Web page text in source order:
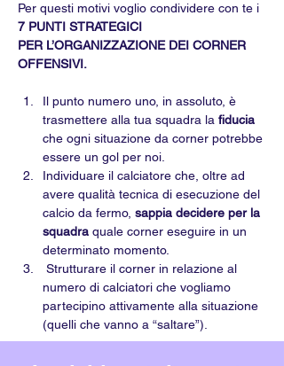
Per questi motivi voglio condividere con te i
7 PUNTI STRATEGICI
PER L’ORGANIZZAZIONE DEI CORNER
OFFENSIVI.
Il punto numero uno, in assoluto, è
trasmettere alla tua squadra la fiducia
che ogni situazione da corner potrebbe
essere un gol per noi.
Individuare il calciatore che, oltre ad
avere qualità tecnica di esecuzione del
calcio da fermo, sappia decidere per la
squadra quale corner eseguire in un
determinato momento.
Strutturare il corner in relazione al
numero di calciatori che vogliamo
partecipino attivamente alla situazione
(quelli che vanno a “saltare”).